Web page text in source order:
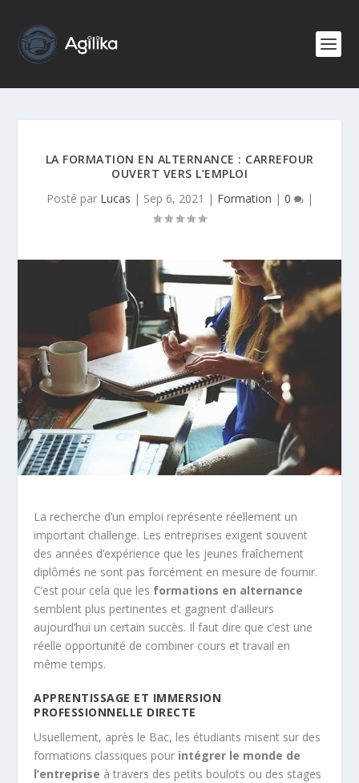
LA FORMATION EN ALTERNANCE : CARREFOUR
OUVERT VERS L’EMPLOI
Posté par Lucas | Sep 6, 2021 | Formation | 0 |
La recherche d’un emploi représente réellement un
important challenge. Les entreprises exigent souvent
des années d’expérience que les jeunes fraîchement
diplômés ne sont pas forcément en mesure de fournir.
C’est pour cela que les formations en alternance
semblent plus pertinentes et gagnent d’ailleurs
aujourd’hui un certain succès. Il faut dire que c’est une
réelle opportunité de combiner cours et travail en
même temps.
APPRENTISSAGE ET IMMERSION
PROFESSIONNELLE DIRECTE
Usuellement, après le Bac, les étudiants misent sur des
formations classiques pour intégrer le monde de
l’entreprise à travers des petits boulots ou des stages